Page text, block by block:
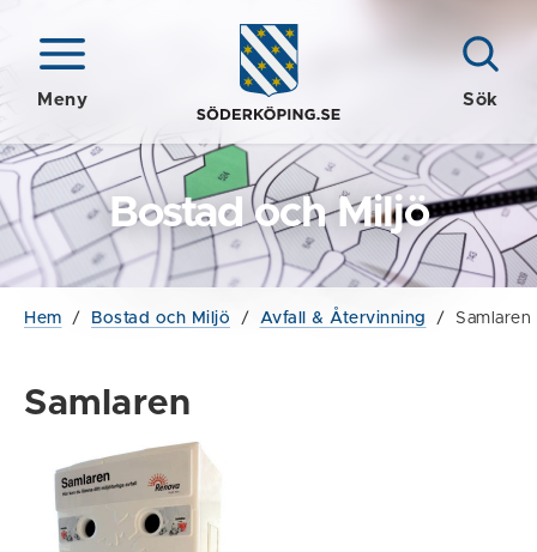
Meny Sök
Bostad och Miljö
Hem / Bostad och Miljö / Avfall & Återvinning / Samlaren
Samlaren